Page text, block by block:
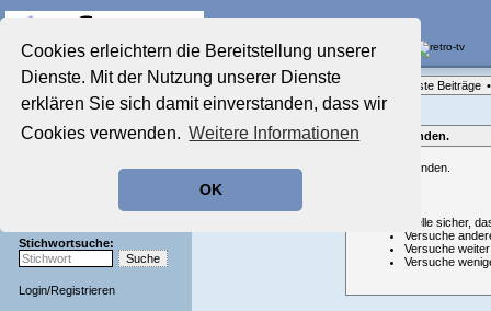
Cookies erleichtern die Bereitstellung unserer
Dienste. Mit der Nutzung unserer Dienste
erklären Sie sich damit einverstanden, dass wir
Cookies verwenden. Weitere Informationen
OK
Startseite
Aktuelles Forum
Film-Forum
Zeichentrick-Forum
Stichwortsuche:
Login/Registrieren
Forenliste • Themenübersicht Neueste Beiträge •
Nichts gefunden.
Nichts gefunden.
Stelle sicher,
Versuche
Versuche
Versuche